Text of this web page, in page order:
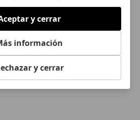
de dispositivos o los
de similares características (p.
basados en inicio de sesión,
asignados aleatoriamente, los
en la red), junto con otra
ej., la información y el tipo del
el tamaño de la pantalla, las
etc.), pueden almacenarse
a fin de reconocerlo
y cerrar
información
y cerrar